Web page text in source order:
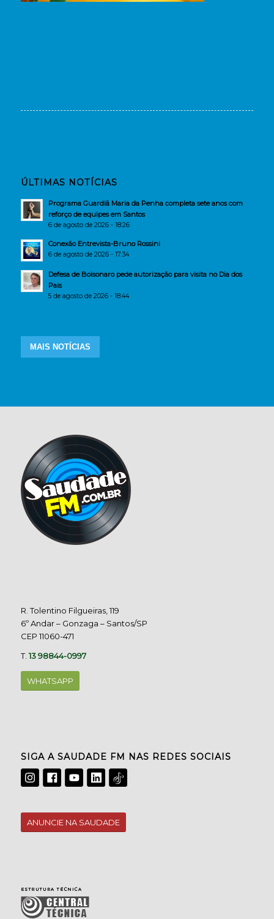
ÚLTIMAS NOTÍCIAS
Programa Guardiã Maria da Penha completa sete anos com
reforço de equipes em Santos
6 de agosto de 2026 - 18:26
Conexão Entrevista-Bruno Rossini
6 de agosto de 2026 - 17:34
Defesa de Bolsonaro pede autorização para visita no Dia dos
Pais
5 de agosto de 2026 - 18:44
MAIS NOTÍCIAS
R. Tolentino Filgueiras, 119
6º Andar – Gonzaga – Santos/SP
CEP 11060-471
T.13 98844-0997
WHATSAPP
SIGA A SAUDADE FM NAS REDES SOCIAIS
ANUNCIE NA SAUDADE